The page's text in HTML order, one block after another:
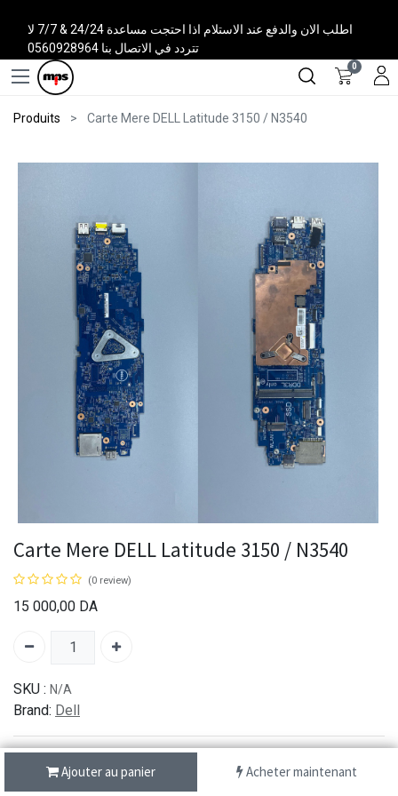
اطلب الان والدفع عند الاستلام اذا احتجت مساعدة 24/24 & 7/7 لا
تتردد في الاتصال بنا 0560928964
0
Produits Carte Mere DELL Latitude 3150 / N3540
Ajouter au panier Acheter maintenant
Carte Mere DELL Latitude 3150 / N3540
(0 review)
15 000,00 DA
SKU : N/A
Brand: Dell
شحن سريع من 1 الى 3 ايام